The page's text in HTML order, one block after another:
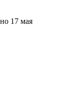
17 мая